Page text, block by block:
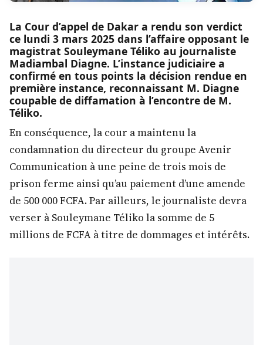
La Cour d’appel de Dakar a rendu son verdict
ce lundi 3 mars 2025 dans l’affaire opposant le
magistrat Souleymane Téliko au journaliste
Madiambal Diagne. L’instance judiciaire a
confirmé en tous points la décision rendue en
première instance, reconnaissant M. Diagne
coupable de diffamation à l’encontre de M.
Téliko.
En conséquence, la cour a maintenu la
condamnation du directeur du groupe Avenir
Communication à une peine de trois mois de
prison ferme ainsi qu’au paiement d’une amende
de 500 000 FCFA. Par ailleurs, le journaliste devra
verser à Souleymane Téliko la somme de 5
millions de FCFA à titre de dommages et intérêts.